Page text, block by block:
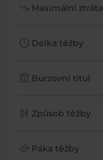
trending_down Maximální ztráta
schedule Délka těžby
account_balance Burzovní titul
candlestick_chart Způsob těžby
finance_mode Páka těžby